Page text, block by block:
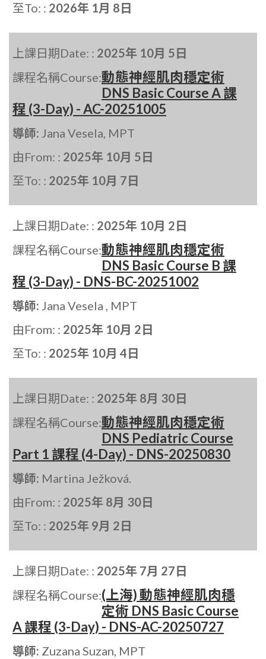
至To: : 2026年 1月 8日
上課日期Date: : 2025年 10月 5日
課程名稱Course:動態神經肌肉穩定術
DNS Basic Course A 課
程 (3-Day) - AC-20251005
導師: Jana Vesela, MPT
由From: : 2025年 10月 5日
至To: : 2025年 10月 7日
上課日期Date: : 2025年 10月 2日
課程名稱Course:動態神經肌肉穩定術
DNS Basic Course B 課
程 (3-Day) - DNS-BC-20251002
導師: Jana Vesela , MPT
由From: : 2025年 10月 2日
至To: : 2025年 10月 4日
上課日期Date: : 2025年 8月 30日
課程名稱Course:動態神經肌肉穩定術
DNS Pediatric Course
Part 1 課程 (4-Day) - DNS-20250830
導師: Martina Ježková.
由From: : 2025年 8月 30日
至To: : 2025年 9月 2日
上課日期Date: : 2025年 7月 27日
課程名稱Course:(上海) 動態神經肌肉穩
定術 DNS Basic Course
A 課程 (3-Day) - DNS-AC-20250727
導師: Zuzana Suzan, MPT